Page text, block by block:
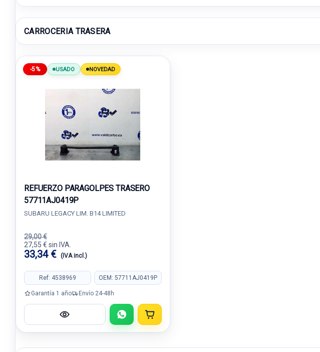
CARROCERIA TRASERA
-5% USADO NOVEDAD
REFUERZO PARAGOLPES TRASERO
57711AJ0419P
SUBARU LEGACY LIM. B14 LIMITED
29,00 €
27,55 € sin IVA.
33,34 € (IVA incl.)
Ref: 4538969 OEM: 57711AJ0419P
Garantía 1 año Envío 24-48h